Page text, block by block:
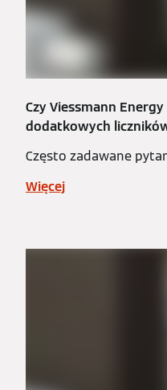
Czy Viessmann
dodatkowych
Często zadawane
Więcej